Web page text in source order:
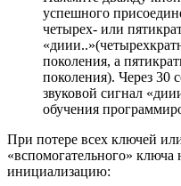
успешного
четырех- или
поколения, а
поколения). Через 30
звуковой сигнал
обучения
При потере всех ключей
«вспомогательного» ключа
инициализацию: